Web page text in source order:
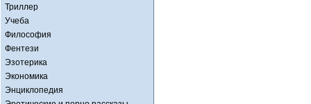
Триллер
Учеба
Философия
Фентези
Эзотерика
Экономика
Энциклопедия